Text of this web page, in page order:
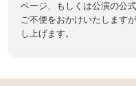
ページ、もしくは公演の公
ご不便をおかけいたします
し上げます。